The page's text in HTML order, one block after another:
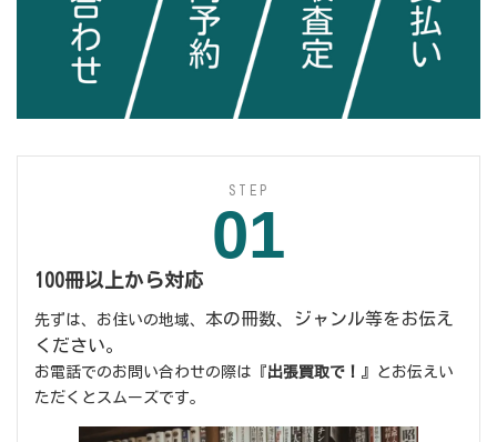
STEP
01
100冊以上から対応
先ずは、お住いの地域、 本の冊数、ジャンル等をお伝え
ください。
お電話でのお問い合わせの際は『出張買取で！ 』とお伝えい
ただくとスムーズです。